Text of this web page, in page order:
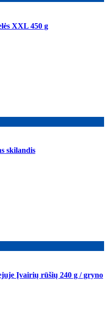
XXL 450 g
skilandis
Įvairių rūšių 240 g / gryno